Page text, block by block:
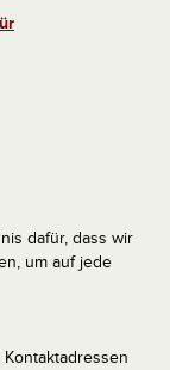
dafür, dass wir
um auf jede